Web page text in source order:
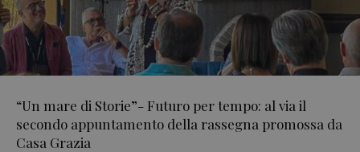
“Un mare di Storie”- Futuro per tempo: al via il
secondo appuntamento della rassegna promossa da
Casa Grazia